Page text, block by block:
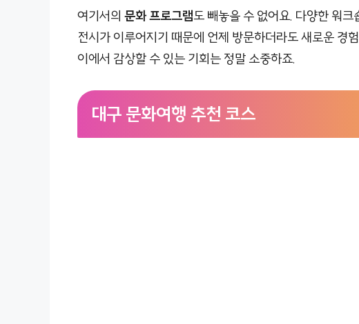
여기서의 문화 프로그램도 빼놓을 수 없어요. 다양한 워
전시가 이루어지기 때문에 언제 방문하더라도 새로운 경
이에서 감상할 수 있는 기회는 정말 소중하죠.
대구 문화여행 추천 코스